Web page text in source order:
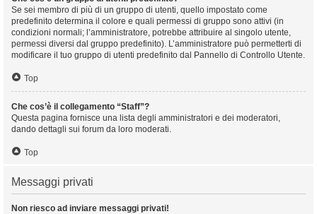
Se sei membro di più di un gruppo di utenti, quello impostato come
predefinito determina il colore e quali permessi di gruppo sono attivi (in
condizioni normali; l’amministratore, potrebbe attribuire al singolo utente,
permessi diversi dal gruppo predefinito). L’amministratore può permetterti di
modificare il tuo gruppo di utenti predefinito dal Pannello di Controllo Utente.
Top
Che cos’è il collegamento “Staff”?
Questa pagina fornisce una lista degli amministratori e dei moderatori,
dando dettagli sui forum da loro moderati.
Top
Messaggi privati
Non riesco ad inviare messaggi privati!